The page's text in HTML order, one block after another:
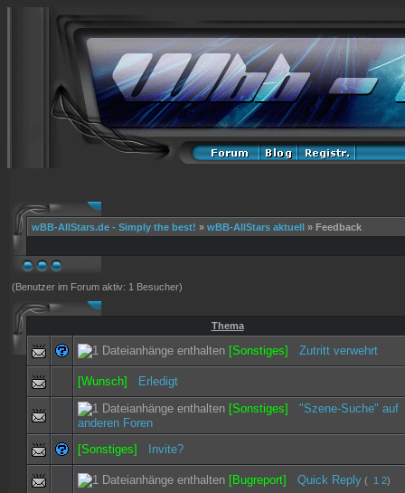
wBB-AllStars.de - Simply the best! » wBB-AllStars aktuell » Feedback
(Benutzer im Forum aktiv: 1 Besucher)
Thema
[Sonstiges] Zutritt verwehrt
[Wunsch]
Erledigt
[Sonstiges]
"Szene-Suche" auf
anderen Foren
[Sonstiges]
Invite?
[Bugreport] Quick Reply ( 1 2)